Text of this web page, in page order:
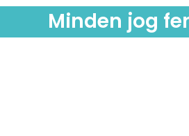
Minden jog